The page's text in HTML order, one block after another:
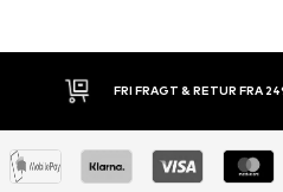
30 DAGES RETURRET